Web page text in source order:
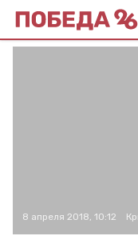
8 апреля 2018, 10:12